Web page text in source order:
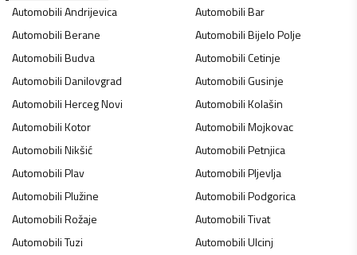
AutomobiliAndrijevica AutomobiliBar
AutomobiliBerane AutomobiliBijelo Polje
AutomobiliBudva AutomobiliCetinje
AutomobiliDanilovgrad AutomobiliGusinje
AutomobiliHerceg Novi AutomobiliKolašin
AutomobiliKotor AutomobiliMojkovac
AutomobiliNikšić AutomobiliPetnjica
AutomobiliPlav AutomobiliPljevlja
AutomobiliPlužine AutomobiliPodgorica
AutomobiliRožaje AutomobiliTivat
AutomobiliTuzi AutomobiliUlcinj